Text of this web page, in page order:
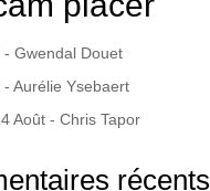
- Gwendal Douet
- Aurélie Ysebaert
Août - Chris Tapor
récents